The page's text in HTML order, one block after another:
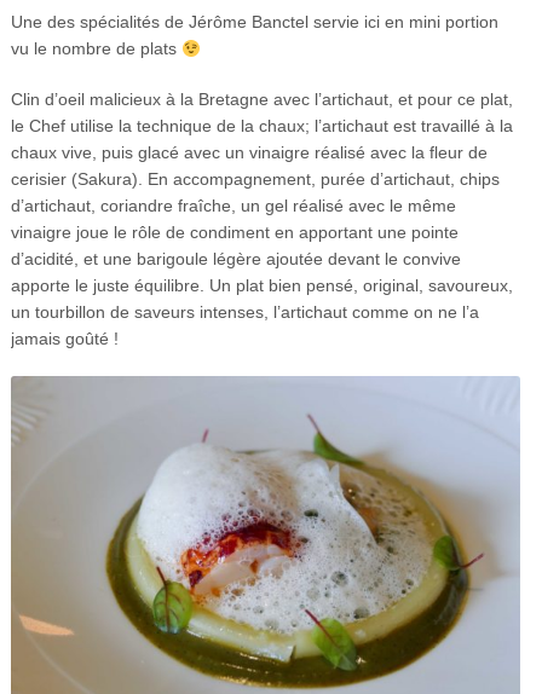
Une des spécialités de Jérôme Banctel servie ici en mini portion
vu le nombre de plats
Clin d’oeil malicieux à la Bretagne avec l’artichaut, et pour ce plat,
le Chef utilise la technique de la chaux; l’artichaut est travaillé à la
chaux vive, puis glacé avec un vinaigre réalisé avec la fleur de
cerisier (Sakura). En accompagnement, purée d’artichaut, chips
d’artichaut, coriandre fraîche, un gel réalisé avec le même
vinaigre joue le rôle de condiment en apportant une pointe
d’acidité, et une barigoule légère ajoutée devant le convive
apporte le juste équilibre. Un plat bien pensé, original, savoureux,
un tourbillon de saveurs intenses, l’artichaut comme on ne l’a
jamais goûté !